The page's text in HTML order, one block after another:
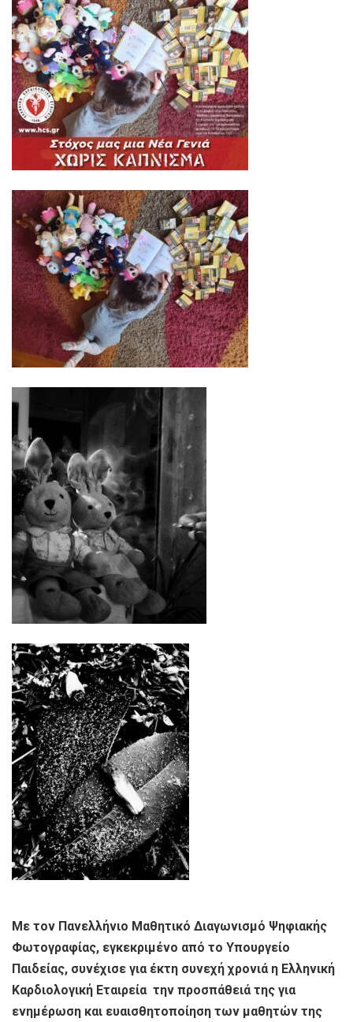
Με τον Πανελλήνιο Μαθητικό Διαγωνισμό Ψηφιακής
Φωτογραφίας, εγκεκριμένο από το Υπουργείο
Παιδείας, συνέχισε για έκτη συνεχή χρονιά η Ελληνική
Καρδιολογική Εταιρεία την προσπάθειά της για
ενημέρωση και ευαισθητοποίηση των μαθητών της